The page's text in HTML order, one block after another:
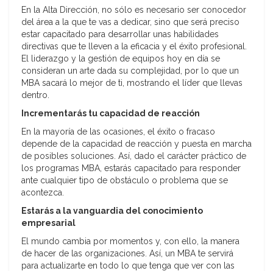
En la Alta Dirección, no sólo es necesario ser conocedor
del área a la que te vas a dedicar, sino que será preciso
estar capacitado para desarrollar unas habilidades
directivas que te lleven a la eficacia y el éxito profesional.
El liderazgo y la gestión de equipos hoy en día se
consideran un arte dada su complejidad, por lo que un
MBA sacará lo mejor de ti, mostrando el líder que llevas
dentro.
Incrementarás tu capacidad de reacción
En la mayoría de las ocasiones, el éxito o fracaso
depende de la capacidad de reacción y puesta en marcha
de posibles soluciones. Así, dado el carácter práctico de
los programas MBA, estarás capacitado para responder
ante cualquier tipo de obstáculo o problema que se
acontezca.
Estarás a la vanguardia del conocimiento
empresarial
El mundo cambia por momentos y, con ello, la manera
de hacer de las organizaciones. Así, un MBA te servirá
para actualizarte en todo lo que tenga que ver con las